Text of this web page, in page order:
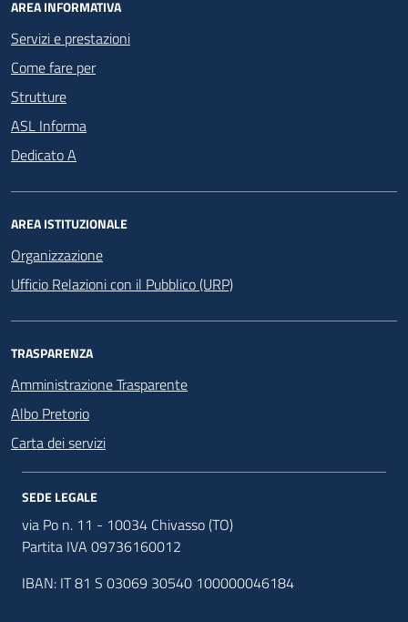
AREA INFORMATIVA
Servizi e prestazioni
Come fare per
Strutture
ASL Informa
Dedicato A
AREA ISTITUZIONALE
Organizzazione
Ufficio Relazioni con il Pubblico (URP)
TRASPARENZA
Amministrazione Trasparente
Albo Pretorio
Carta dei servizi
SEDE LEGALE
via Po n. 11 - 10034 Chivasso (TO)
Partita IVA 09736160012
IBAN: IT 81 S 03069 30540 100000046184